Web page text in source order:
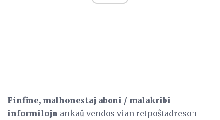
Finfine, malhonestaj aboni / malakribi
informilojn ankaŭ vendos vian retpoŝtadreson